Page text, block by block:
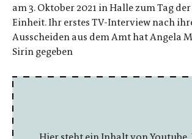
am 3. Oktober 2021 in Halle zum Tag
Einheit. Ihr erstes TV-Interview nach
Ausscheiden aus dem Amt hat Angela
Sirin gegeben